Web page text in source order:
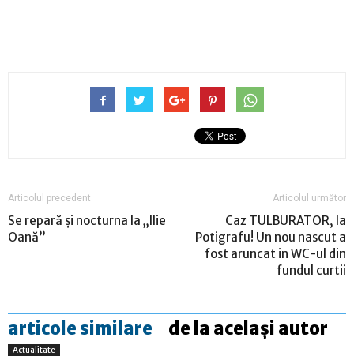
Articolul precedent
Se repară şi nocturna la „Ilie
Oană”
Articolul următor
Caz TULBURATOR, la
Potigrafu! Un nou nascut a
fost aruncat in WC-ul din
fundul curtii
articole similare de la același autor
Actualitate